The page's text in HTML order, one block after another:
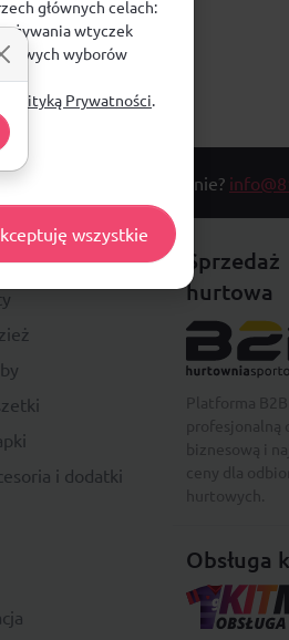
Masz pytanie?
i dodatki
Sprzedaż
hurtowa
Obsługa
głównych celach:
używania wtyczek
wyborów
Polityką Prywatności.
wszystkie